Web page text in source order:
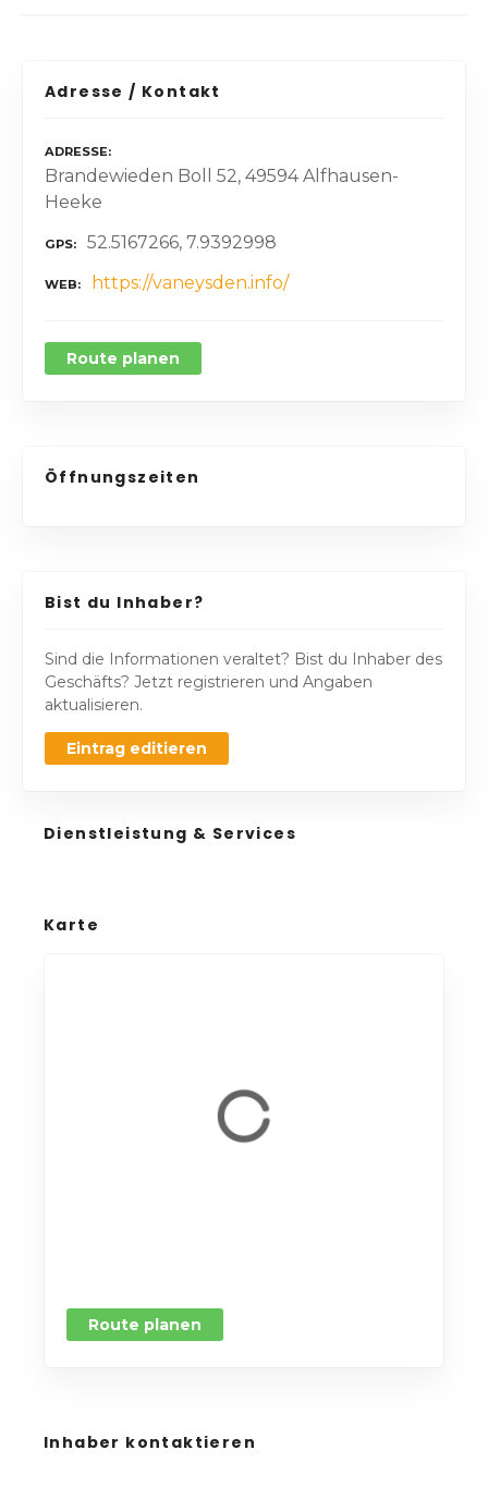
Adresse / Kontakt
ADRESSE
Brandewieden Boll 52, 49594 Alfhausen-
Heeke
GPS 52.5167266, 7.9392998
WEB https://vaneysden.info/
Route planen
Öffnungszeiten
Bist du Inhaber?
Sind die Informationen veraltet? Bist du Inhaber des
Geschäfts? Jetzt registrieren und Angaben
aktualisieren.
Eintrag editieren
Dienstleistung & Services
Karte
Route planen
Inhaber kontaktieren